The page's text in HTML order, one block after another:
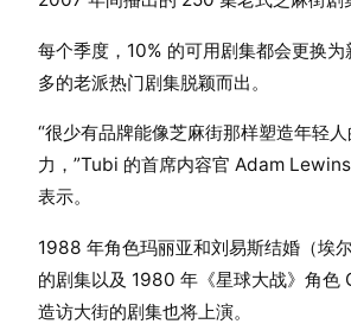
每个季度，10% 的可用剧集都会更换
多的老派热门剧集脱颖而出。
“很少有品牌能像芝麻街那样塑造年轻
力，”Tubi 的首席内容官 Adam
表示。
1988 年角色玛丽亚和刘易斯结婚（埃
的剧集以及 1980 年《星球大战》角色
造访大街的剧集也将上演。